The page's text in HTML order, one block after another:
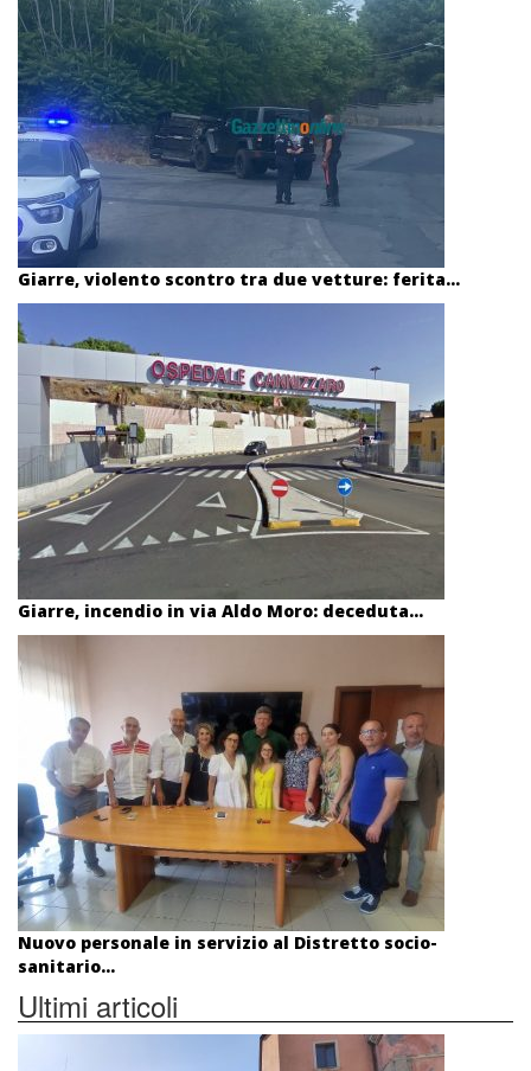
Giarre, violento scontro tra due vetture: ferita...
Giarre, incendio in via Aldo Moro: deceduta...
Nuovo personale in servizio al Distretto socio-
sanitario...
Ultimi articoli